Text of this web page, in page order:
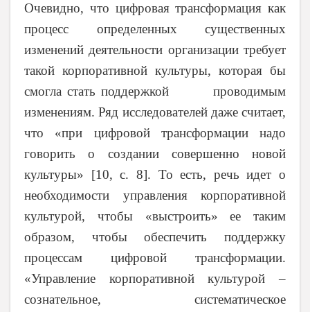
Очевидно, что цифровая трансформация как
процесс определенных существенных
изменений деятельности организации требует
такой корпоративной культуры, которая бы
смогла стать поддержкой проводимым
изменениям. Ряд исследователей даже считает,
что «при цифровой трансформации надо
говорить о создании совершенно новой
культуры» [10, с. 8]. То есть, речь идет о
необходимости управления корпоративной
культурой, чтобы «выстроить» ее таким
образом, чтобы обеспечить поддержку
процессам цифровой трансформации.
«Управление корпоративной культурой –
сознательное, систематическое